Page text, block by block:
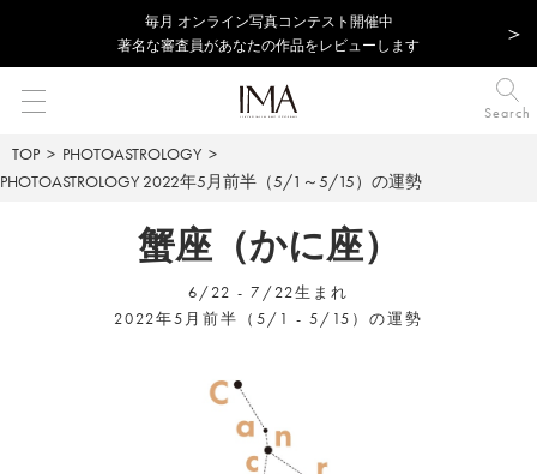
毎⽉ オンライン写真コンテスト開催中
著名な審査員があなたの作品をレビューします
Search
TOP
PHOTOASTROLOGY
PHOTOASTROLOGY 2022年5月前半（5/1～5/15）の運勢
蟹座（かに座）
6/22 - 7/22生まれ
2022年5月前半（5/1 - 5/15）の運勢